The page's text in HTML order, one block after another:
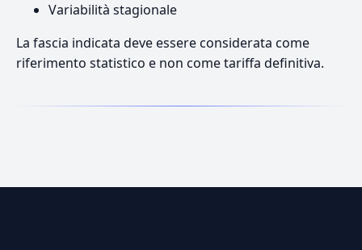
Variabilità stagionale
La fascia indicata deve essere considerata come
riferimento statistico e non come tariffa definitiva.